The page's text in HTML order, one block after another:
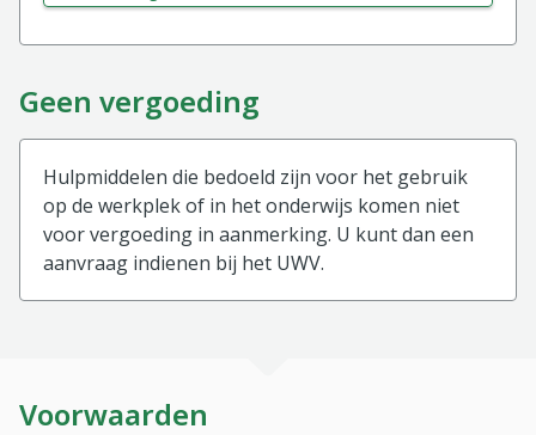
Geen vergoeding
Hulpmiddelen die bedoeld zijn voor het gebruik
op de werkplek of in het onderwijs komen niet
voor vergoeding in aanmerking. U kunt dan een
aanvraag indienen bij het UWV.
Voorwaarden